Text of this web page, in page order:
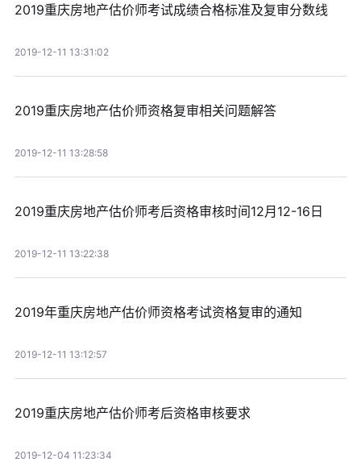
2019重庆房地产估价师考试成绩合格标准及复审分数线
2019-12-11 13:31:02
2019重庆房地产估价师资格复审相关问题解答
2019-12-11 13:28:58
2019重庆房地产估价师考后资格审核时间12月12-16日
2019-12-11 13:22:38
2019年重庆房地产估价师资格考试资格复审的通知
2019-12-11 13:12:57
2019重庆房地产估价师考后资格审核要求
2019-12-04 11:23:34